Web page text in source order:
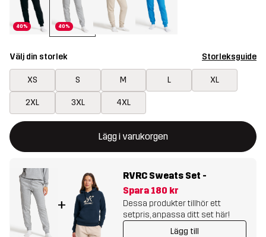
40% 40%
Välj din storlek Storleksguide
XS S M L XL
2XL 3XL 4XL
Lägg i varukorgen
Denna knapp kommer att öppna en modal som bekräftar en ny
{{size}} inte tillgänglig
+
RVRC Sweats Set -
Spara 180 kr
Dessa produkter tillhör ett
setpris, anpassa ditt set här!
Lägg till